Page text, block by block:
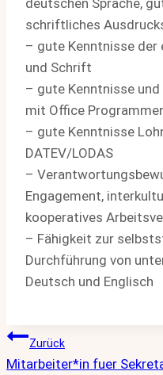
deutschen Sprache,
schriftliches
– gute Kenntnisse der
und Schrift
– gute Kenntnisse
mit Office
– gute Kenntnisse
DATEV/LODAS
–
Engagement,
kooperatives
– Fähigkeit zur
Durchführung von
Deutsch und Englisch
Zurück
Mitarbeiter*in fuer